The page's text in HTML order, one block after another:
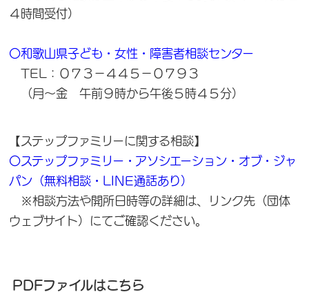
４時間受付）
〇和歌山県子ども・女性・障害者相談センター
TEL：０７３－４４５－０７９３
（月～金 午前９時から午後５時４５分）
【ステップファミリーに関する相談】
〇ステップファミリー・アソシエーション・オブ・ジャ
パン（無料相談・LINE通話あり）
※相談方法や開所日時等の詳細は、リンク先（団体
ウェブサイト）にてご確認ください。
PDFファイルはこちら